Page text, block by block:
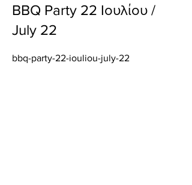
BBQ Party 22 Ιουλίου /
July 22
bbq-party-22-iouliou-july-22